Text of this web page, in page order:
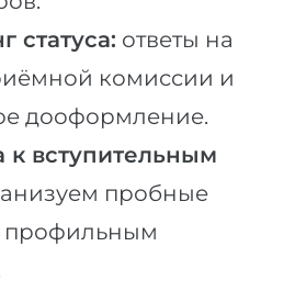
статуса: ответы на
комиссии и
дооформление.
к вступительным
пробные
профильным